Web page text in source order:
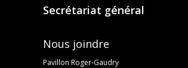
Secrétariat général
Nous joindre
Pavillon Roger-Gaudry